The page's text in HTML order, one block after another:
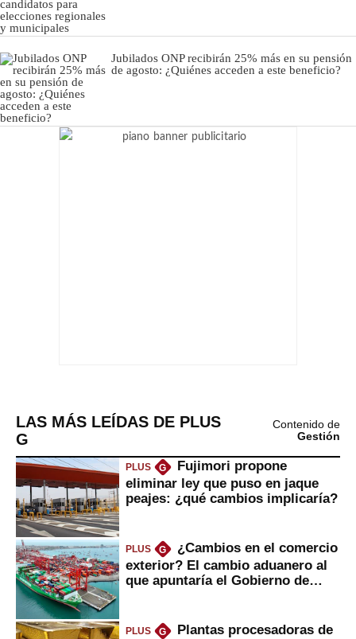
Jubilados ONP recibirán 25% más en su pensión
de agosto: ¿Quiénes acceden a este beneficio?
LAS MÁS LEÍDAS DE PLUS
G
Contenido de
Gestión
PLUS G
Fujimori propone
eliminar ley que puso en jaque
peajes: ¿qué cambios implicaría?
PLUS G
¿Cambios en el comercio
exterior? El cambio aduanero al
que apuntaría el Gobierno de
PLUS G
Plantas procesadoras de